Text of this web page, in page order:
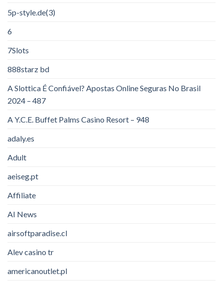
5p-style.de(3)
6
7Slots
888starz bd
A Slottica É Confiável? Apostas Online Seguras No Brasil
2024 – 487
A Y.C.E. Buffet Palms Casino Resort – 948
adaly.es
Adult
aeiseg.pt
Affiliate
AI News
airsoftparadise.cl
Alev casino tr
americanoutlet.pl